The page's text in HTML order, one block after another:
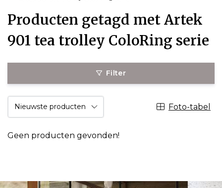
Producten getagd met Artek
901 tea trolley ColoRing serie
Filter
Foto-tabel
Geen producten gevonden!